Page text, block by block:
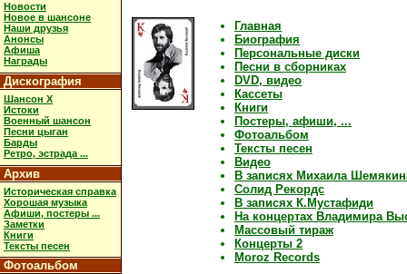
Новости
Новое в шансоне
Наши друзья
Анонсы
Афиша
Награды
Дискография
Шансон X
Истоки
Военный шансон
Песни цыган
Барды
Ретро, эстрада ...
Архив
Историческая справка
Хорошая музыка
Афиши, постеры ...
Заметки
Книги
Тексты песен
Фотоальбом
Главная
Биография
Персональные диски
Песни в сборниках
DVD, видео
Кассеты
Книги
Постеры, афиши, ...
Фотоальбом
Тексты песен
Видео
В записях Михаила
Солид Рекордс
В записях К.Мустафиди
На концертах Владимира
Массовый тираж
Концерты 2
Moroz Records